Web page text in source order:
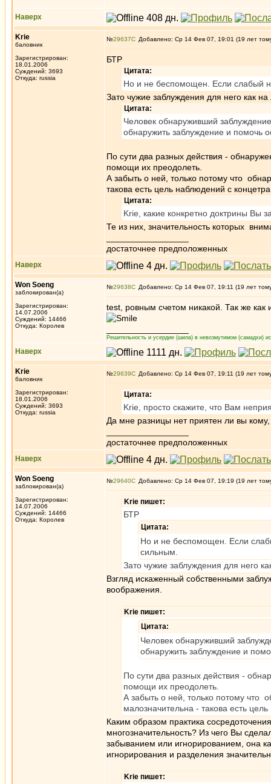
Наверх
Krie
баловник
Зарегистрирован:
18.01.2006
Суждений: 3693
Откуда: russia
№29637 Добавлено: Ср 14 Фев 07, 19:01 (19 лет
БТР
Цитата:
Но и не беспомощен. Если слабый
Зато чужие заблуждения для него как
Цитата:
Человек обнаруживший
обнаружить заблуждение и помочь
По сути два разных действия -
помощи их преодолеть.
А забыть о ней, только потому что
такова есть цель наблюдений с
Цитата:
Krie, какие конкретно доктрины Вы
Те из них, значительность которых
достаточнее предположенных
Наверх
Won Soeng
заблокирован(а)
Зарегистрирован:
14.07.2006
Суждений: 14466
Откуда: Королев
№29638 Добавлено: Ср 14 Фев 07, 19:11 (19 лет
test, ровным счетом никакой. Так же
Решительность и усердие (шила) в невозмутимом (самадхи)
Наверх
Krie
баловник
Зарегистрирован:
18.01.2006
Суждений: 3693
Откуда: russia
№29639 Добавлено: Ср 14 Фев 07, 19:11 (19 лет
Цитата:
Krie, просто скажите, что Вам
Да мне разницы нет приятен ли вы
достаточнее предположенных
Наверх
Won Soeng
заблокирован(а)
Зарегистрирован:
14.07.2006
Суждений: 14466
Откуда: Королев
№29640 Добавлено: Ср 14 Фев 07, 19:19 (19 лет
Krie пишет:
БТР
Цитата:
Но и не беспомощен. Если
сильным.
Зато чужие заблуждения для него
Взгляд искаженный собственными
воображения.
Krie пишет:
Цитата:
Человек обнаруживший
обнаружить заблуждение и
По сути два разных действия -
помощи их преодолеть.
А забыть о ней, только потому что
малозначительна - такова есть
Каким образом практика
многозначительность? Из чего Вы
забыванием или игнорированием, она
игнорирования и разделения
Krie пишет: